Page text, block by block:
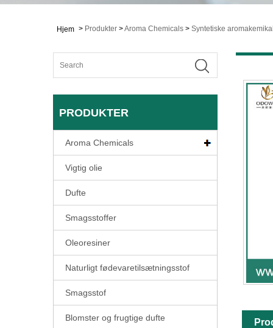
Hjem > Produkter >Aroma Chemicals > Syntetiske
PRODUKTER
Aroma Chemicals
Vigtig olie
Dufte
Smagsstoffer
Oleoresiner
Naturligt fødevaretilsætningsstof
Smagsstof
Blomster og frugtige dufte